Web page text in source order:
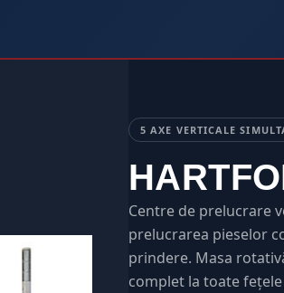
5 AXE VERTICALE
Centre de prelucrare
prelucrarea pieselor
prindere. Masa
complet la toate